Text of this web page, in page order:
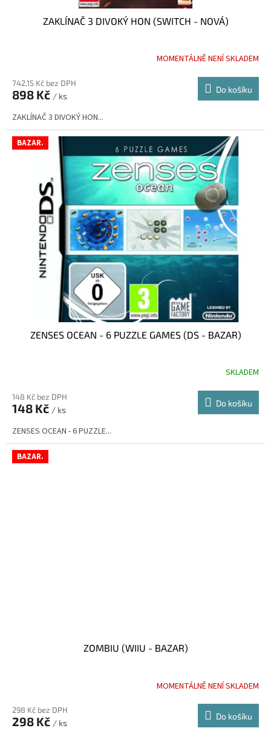
ZAKLÍNAČ 3 DIVOKÝ HON (SWITCH - NOVÁ)
MOMENTÁLNĚ NENÍ SKLADEM
742,15 Kč bez DPH
898 Kč / ks
Do košíku
ZAKLÍNAČ 3 DIVOKÝ HON...
BAZAR.
ZENSES OCEAN - 6 PUZZLE GAMES (DS - BAZAR)
SKLADEM
148 Kč bez DPH
148 Kč / ks
Do košíku
ZENSES OCEAN - 6 PUZZLE...
BAZAR.
ZOMBIU (WIIU - BAZAR)
MOMENTÁLNĚ NENÍ SKLADEM
298 Kč bez DPH
298 Kč / ks
Do košíku